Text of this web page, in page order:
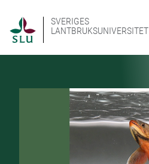
SVERIGES
LANTBRUKSUNIVERSITET